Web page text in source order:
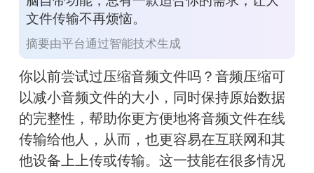
文件传输不再烦恼。
摘要由平台通过智能技术生成
你以前尝试过压缩音频文件吗？音频压缩可
以减小音频文件的大小，同时保持原始数据
的完整性，帮助你更方便地将音频文件在线
传输给他人，从而，也更容易在互联网和其
他设备上上传或传输。这一技能在很多情况